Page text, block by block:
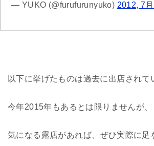
— YUKO (@furufurunyuko) 2012, 7
以下に挙げたものは過去に出店されて
今年2015年もあるとは限りませんが、
気になる露店があれば、ぜひ実際に足